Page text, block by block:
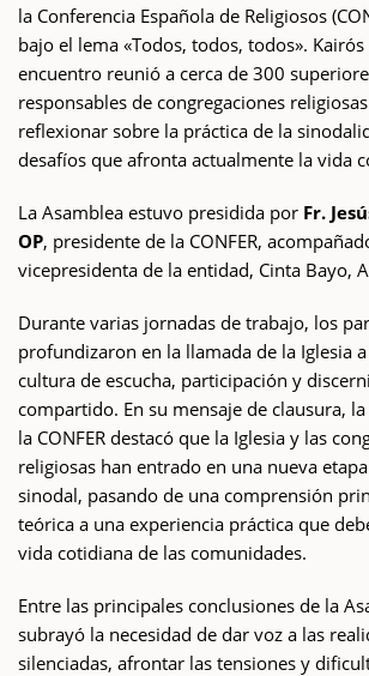
la Conferencia Española de Religiosos
bajo el lema «Todos, todos, todos». Kairós
encuentro reunió a cerca de 300
responsables de congregaciones
reflexionar sobre la práctica de la
desafíos que afronta actualmente la vida
La Asamblea estuvo presidida por Fr.
OP, presidente de la CONFER,
vicepresidenta de la entidad, Cinta Bayo,
Durante varias jornadas de trabajo, los
profundizaron en la llamada de la Iglesia
cultura de escucha, participación y
compartido. En su mensaje de clausura,
la CONFER destacó que la Iglesia y las
religiosas han entrado en una nueva
sinodal, pasando de una comprensión
teórica a una experiencia práctica que
vida cotidiana de las comunidades.
Entre las principales conclusiones de la
subrayó la necesidad de dar voz a las
silenciadas, afrontar las tensiones y